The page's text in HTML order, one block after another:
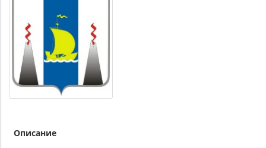
Описание